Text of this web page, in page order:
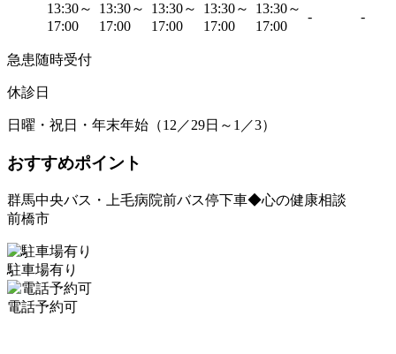
13:30～
17:00
13:30～
17:00
13:30～
17:00
13:30～
17:00
13:30～
17:00
- -
急患随時受付
休診日
日曜・祝日・年末年始（12／29日～1／3）
おすすめポイント
群馬中央バス・上毛病院前バス停下車◆心の健康相談
前橋市
駐車場有り
電話予約可